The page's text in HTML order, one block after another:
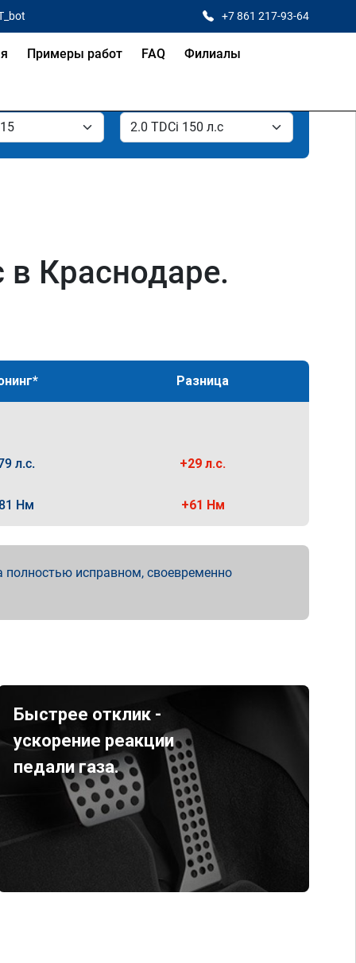
+7 861 217-93-64
Примеры работ FAQ Филиалы
в Краснодаре.
Разница
л.с. +29 л.с.
Нм +61 Нм
полностью исправном, своевременно
Быстрее отклик -
ускорение реакции
педали газа.